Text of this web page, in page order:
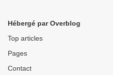
Hébergé par Overblog
Top articles
Pages
Contact